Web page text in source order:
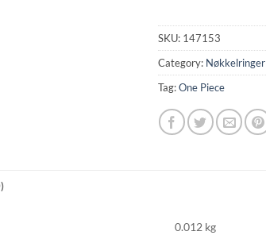
SKU: 147153
Category: Nøkkelringer
Tag:One Piece
0.012 kg